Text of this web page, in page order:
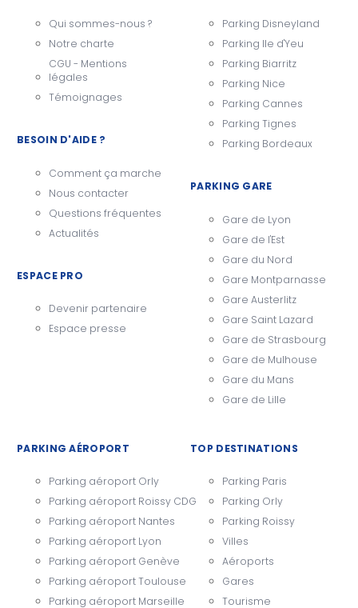
Qui sommes-nous ?
Notre charte
CGU - Mentions
légales
Témoignages
BESOIN D'AIDE ?
Comment ça marche
Nous contacter
Questions fréquentes
Actualités
ESPACE PRO
Devenir partenaire
Espace presse
Parking Disneyland
Parking Ile d'Yeu
Parking Biarritz
Parking Nice
Parking Cannes
Parking Tignes
Parking Bordeaux
PARKING GARE
Gare de Lyon
Gare de l'Est
Gare du Nord
Gare Montparnasse
Gare Austerlitz
Gare Saint Lazard
Gare de Strasbourg
Gare de Mulhouse
Gare du Mans
Gare de Lille
PARKING AÉROPORT
Parking aéroport Orly
Parking aéroport Roissy CDG
Parking aéroport Nantes
Parking aéroport Lyon
Parking aéroport Genève
Parking aéroport Toulouse
Parking aéroport Marseille
TOP DESTINATIONS
Parking Paris
Parking Orly
Parking Roissy
Villes
Aéroports
Gares
Tourisme